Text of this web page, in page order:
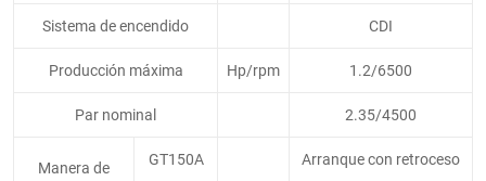
Sistema de encendido CDI
Producción máxima Hp/rpm 1.2/6500
Par nominal 2.35/4500
Manera de
GT150A Arranque con retroceso